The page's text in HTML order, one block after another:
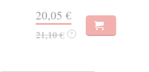
20,05 €
21,10 € ?